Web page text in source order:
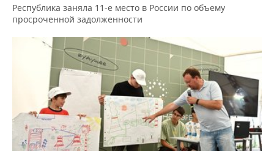
Республика заняла 11-е место в России по объему
просроченной задолженности